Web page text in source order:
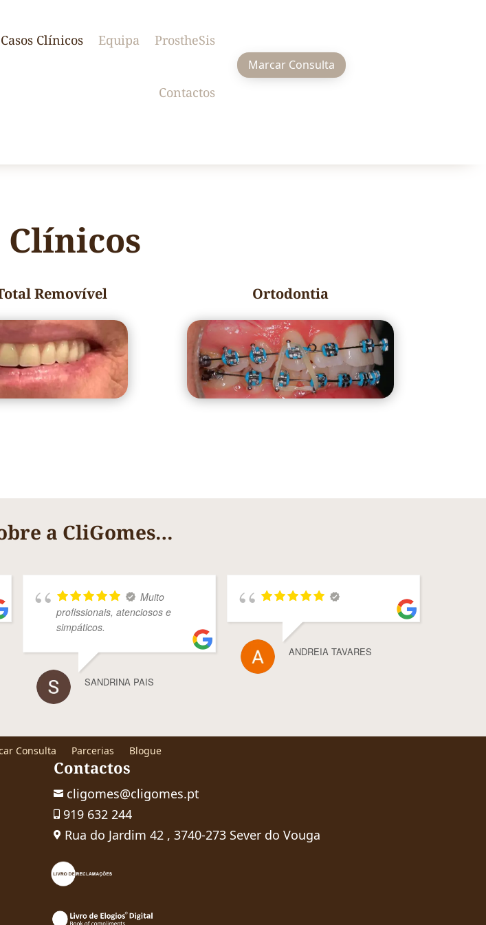
Casos Clínicos Equipa ProstheSis
Contactos
Marcar Consulta
Clínicos
Removível Ortodontia
a CliGomes…
Muito
profissionais, atenciosos e
simpáticos.
SANDRINA PAIS
ANDREIA TAVARES
Consulta Parcerias Blogue
Contactos
 cligomes@cligomes.pt
919 632 244
 Rua do Jardim 42 , 3740-273 Sever do Vouga